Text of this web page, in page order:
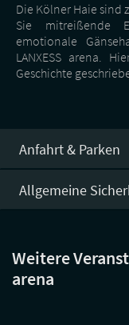
Die Kölner Haie sind
Sie mitreißende
emotionale
LANXESS arena.
Geschichte
Anfahrt & Parken
Allgemeine
Weitere
arena